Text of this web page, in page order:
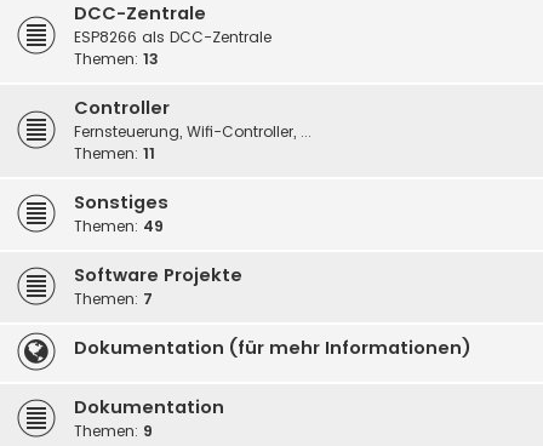
DCC-Zentrale
ESP8266 als DCC-Zentrale
Themen: 13
Controller
Fernsteuerung, Wifi-Controller, ...
Themen: 11
Sonstiges
Themen: 49
Software Projekte
Themen: 7
Dokumentation (für mehr Informationen)
Dokumentation
Themen: 9